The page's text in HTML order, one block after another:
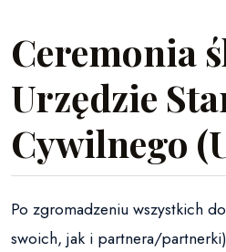
Ceremonia
Urzędzie
Cywilnego
Po zgromadzeniu wszystkich
swoich, jak i partnera/